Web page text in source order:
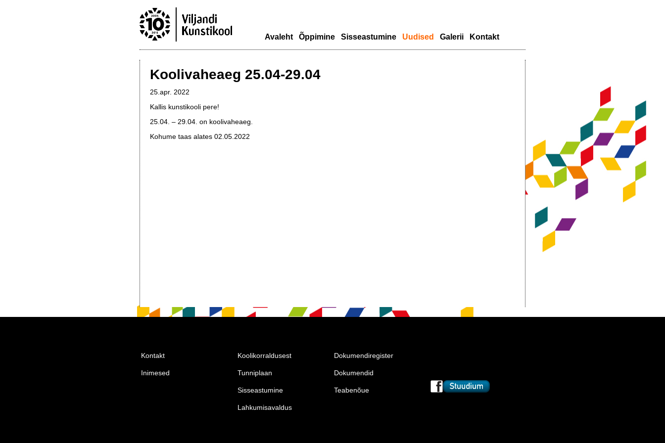
Avaleht Õppimine Sisseastumine Uudised Galerii Kontakt
Koolivaheaeg 25.04-29.04
25.apr. 2022
Kallis kunstikooli pere!
25.04. – 29.04. on koolivaheaeg.
Kohume taas alates 02.05.2022
Kontakt
Inimesed
Koolikorraldusest
Tunniplaan
Sisseastumine
Lahkumisavaldus
Dokumendiregister
Dokumendid
Teabenõue